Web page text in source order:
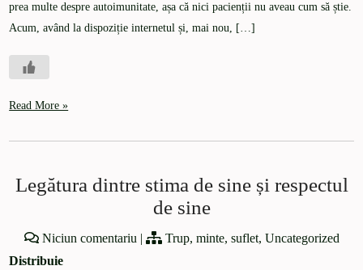
prea multe despre autoimunitate, așa că nici pacienții nu aveau cum să știe.
Acum, având la dispoziție internetul și, mai nou, […]
Read More »
Legătura dintre stima de sine și respectul
de sine
Niciun comentariu | Trup, minte, suflet, Uncategorized
Distribuie